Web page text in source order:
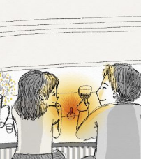
좋지만 가끔은 둘이 좋아